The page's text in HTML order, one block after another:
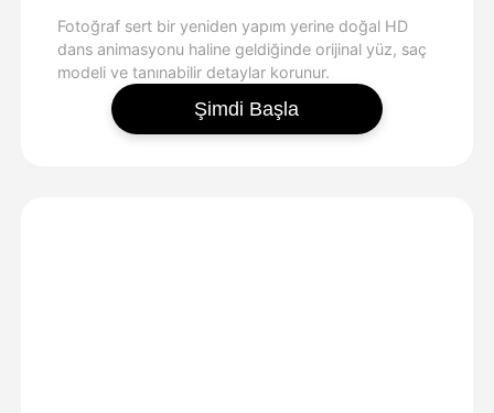
Fotoğraf sert bir yeniden yapım yerine doğal HD
dans animasyonu haline geldiğinde orijinal yüz, saç
modeli ve tanınabilir detaylar korunur.
Şimdi Başla